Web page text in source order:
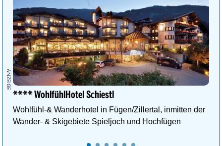
**** WohlfühlHotel Schiestl
Wohlfühl-& Wanderhotel in Fügen/Zillertal, inmitten der
Wander- & Skigebiete Spieljoch und Hochfügen